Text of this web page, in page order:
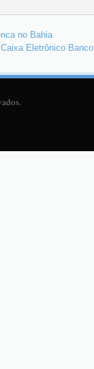
no Bahia
Caixa Eletrônico